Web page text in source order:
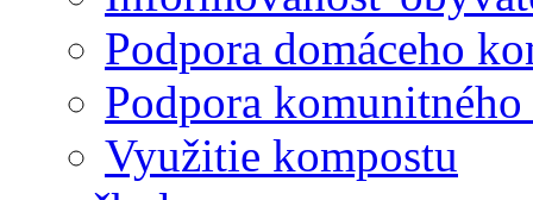
Podpora domáceho
Podpora
Využitie kompostu